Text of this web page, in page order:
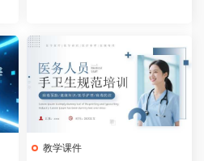
教学课件